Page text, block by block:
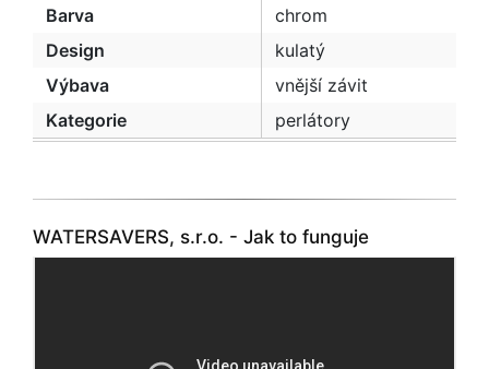
Barva
chrom
Design
kulatý
Výbava
vnější závit
Kategorie
perlátory
WATERSAVERS, s.r.o. - Jak to funguje